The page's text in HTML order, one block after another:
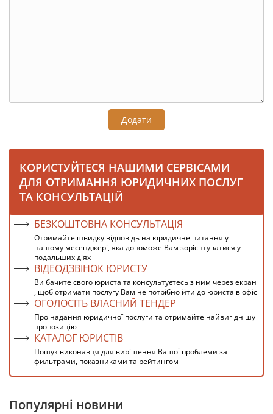
Додати
КОРИСТУЙТЕСЯ НАШИМИ СЕРВІСАМИ
ДЛЯ ОТРИМАННЯ ЮРИДИЧНИХ ПОСЛУГ
ТА КОНСУЛЬТАЦІЙ
БЕЗКОШТОВНА КОНСУЛЬТАЦІЯ
Отримайте швидку відповідь на юридичне питання у
нашому месенджері, яка допоможе Вам зорієнтуватися у
подальших діях
ВІДЕОДЗВІНОК ЮРИСТУ
Ви бачите свого юриста та консультуєтесь з ним через екран
, щоб отримати послугу Вам не потрібно йти до юриста в офіс
ОГОЛОСІТЬ ВЛАСНИЙ ТЕНДЕР
Про надання юридичної послуги та отримайте найвигіднішу
пропозицію
КАТАЛОГ ЮРИСТІВ
Пошук виконавця для вирішення Вашої проблеми за
фильтрами, показниками та рейтингом
Популярні новини